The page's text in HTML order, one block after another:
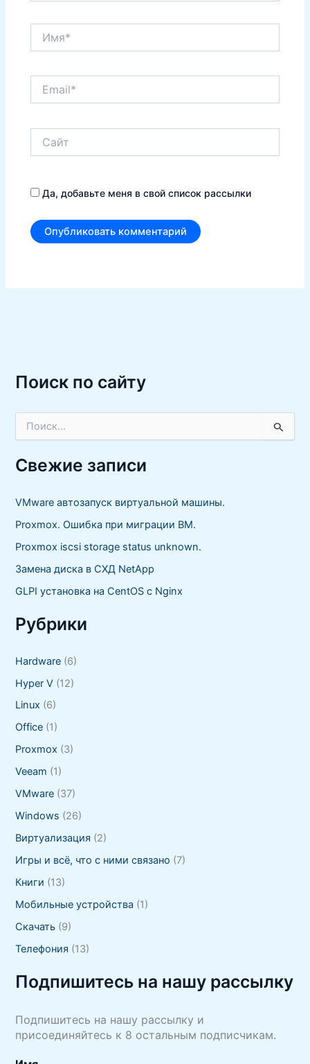
Да, добавьте меня в свой список рассылки
Поиск по сайту
с
к
Свежие записи
VMware автозапуск виртуальной машины.
Proxmox. Ошибка при миграции ВМ.
Proxmox iscsi storage status unknown.
Замена диска в СХД NetApp
GLPI установка на CentOS с Nginx
Рубрики
Hardware (6)
Hyper V (12)
Linux (6)
Office (1)
Proxmox (3)
Veeam (1)
VMware (37)
Windows (26)
Виртуализация (2)
Игры и всё, что с ними связано (7)
Книги (13)
Мобильные устройства (1)
Скачать (9)
Телефония (13)
Подпишитесь на нашу рассылку
Подпишитесь на нашу рассылку и
присоединяйтесь к 8 остальным подписчикам.